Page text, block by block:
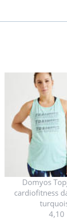
Domyos
cardiofitness
4,10